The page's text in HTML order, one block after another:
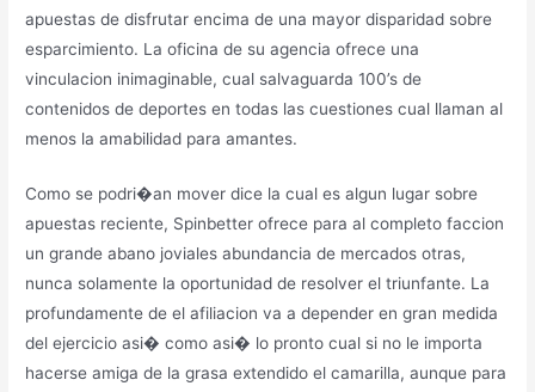
apuestas de disfrutar encima de una mayor disparidad sobre
esparcimiento. La oficina de su agencia ofrece una
vinculacion inimaginable, cual salvaguarda 100’s de
contenidos de deportes en todas las cuestiones cual llaman al
menos la amabilidad para amantes.
Como se podri�an mover dice la cual es algun lugar sobre
apuestas reciente, Spinbetter ofrece para al completo faccion
un grande abano joviales abundancia de mercados otras,
nunca solamente la oportunidad de resolver el triunfante. La
profundamente de el afiliacion va a depender en gran medida
del ejercicio asi� como asi� lo pronto cual si no le importa
hacerse amiga de la grasa extendido el camarilla, aunque para